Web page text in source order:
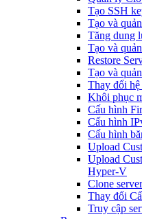
Tạo SSH
Tạo và
Tăng dung
Tạo và
Restore
Tạo và
Thay đổi
Khôi phục
Cấu hình
Cấu hình
Cấu hình
Upload
Upload
Hyper-V
Clone server
Thay đổi
Truy cập